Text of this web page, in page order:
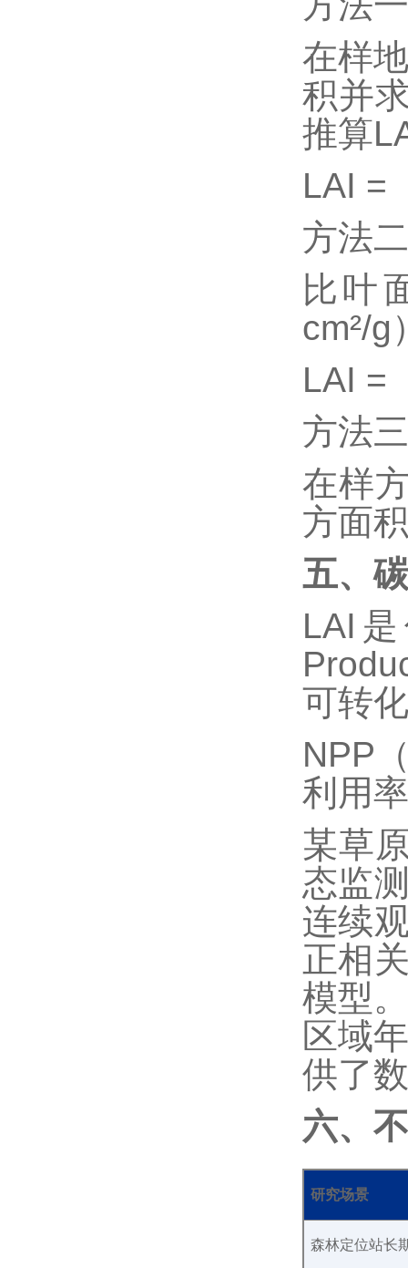
在样
积并
推算
LAI =
方法
比叶
cm²/g
LAI =
方法
在样
方面
五、
LAI
可转
NPP
利用
某草
态监
连续
正相
模型
区域
供了
六、
研究场景
森林定位站长